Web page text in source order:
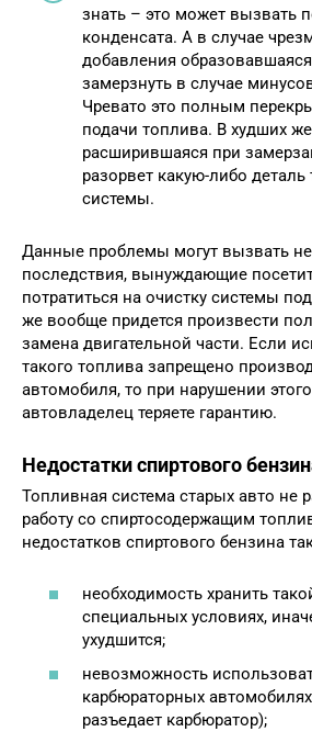
знать – это может вызвать
конденсата. А в случае
добавления
замерзнуть в случае
Чревато это полным
подачи топлива. В худших
расширившаяся при
разорвет какую-либо
системы.
Данные проблемы могут вызвать
последствия, вынуждающие
потратиться на очистку системы
же вообще придется произвести
замена двигательной части. Если
такого топлива запрещено
автомобиля, то при нарушении
автовладелец теряете гарантию.
Недостатки спиртового
Топливная система старых авто не
работу со спиртосодержащим
недостатков спиртового бензина
необходимость хранить
специальных условиях,
ухудшится;
невозможность
карбюраторных
разъедает карбюратор);